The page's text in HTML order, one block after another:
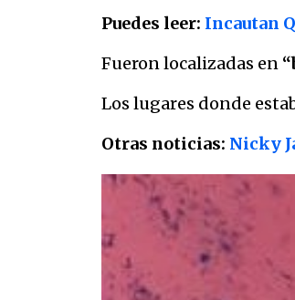
Puedes leer: Incautan
Fueron localizadas en
Los lugares donde
Otras noticias: Nicky